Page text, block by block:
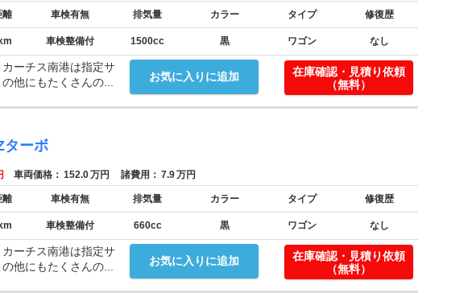
離 車検有無 排気量 カラー タイプ 修復歴
車検整備付 1500cc 黒 ワゴン なし
お気に入りに追加
ーチス南港は指定サ
他にもたくさんの...
在庫確認・見積り依頼
（無料）
ターボ
車両価格： 152.0万円 諸費用： 7.9万円
離 車検有無 排気量 カラー タイプ 修復歴
車検整備付 660cc 黒 ワゴン なし
お気に入りに追加
ーチス南港は指定サ
他にもたくさんの...
在庫確認・見積り依頼
（無料）